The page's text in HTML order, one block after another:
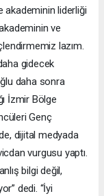
akademinin liderliği
ve
lazım.
gidecek
daha sonra
İzmir Bölge
Genç
dijital medyada
vurgusu yaptı.
bilgi değil,
dedi. “İyi